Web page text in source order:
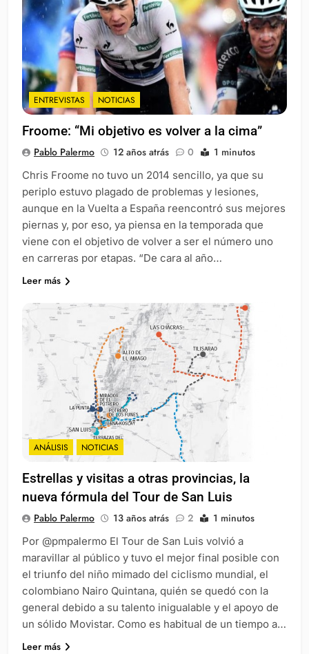
ENTREVISTAS NOTICIAS
Froome: “Mi objetivo es volver a la cima”
Pablo Palermo 12 años atrás 0 1 minutos
Chris Froome no tuvo un 2014 sencillo, ya que su
periplo estuvo plagado de problemas y lesiones,
aunque en la Vuelta a España reencontró sus mejores
piernas y, por eso, ya piensa en la temporada que
viene con el objetivo de volver a ser el número uno
en carreras por etapas. “De cara al año…
Leer más
ANÁLISIS NOTICIAS
Estrellas y visitas a otras provincias, la
nueva fórmula del Tour de San Luis
Pablo Palermo 13 años atrás 2 1 minutos
Por @pmpalermo El Tour de San Luis volvió a
maravillar al público y tuvo el mejor final posible con
el triunfo del niño mimado del ciclismo mundial, el
colombiano Nairo Quintana, quién se quedó con la
general debido a su talento inigualable y el apoyo de
un sólido Movistar. Como es habitual de un tiempo a…
Leer más